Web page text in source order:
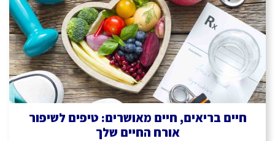
חיים בריאים, חיים מאושרים: טיפים לשיפור
אורח החיים שלך